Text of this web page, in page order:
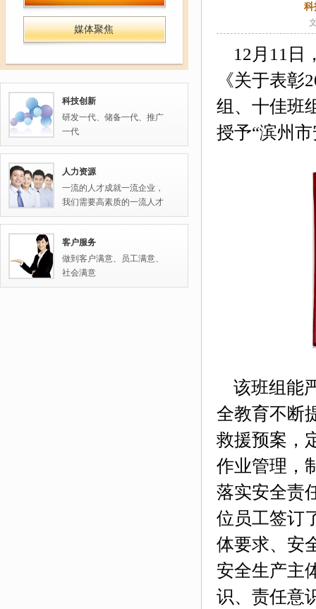
媒体聚焦
科技创新
研发一代、储备一代、推广
一代
人力资源
一流的人才成就一流企业，
我们需要高素质的一流人才
客户服务
做到客户满意、员工满意、
社会满意
科
12 月 11 日
《关于表彰
组、十佳班
授予“滨州
该班组能
全教育不断
救援预案，
作业管理，
落实安全责
位员工签订
体要求、安
安全生产主
识、责任意